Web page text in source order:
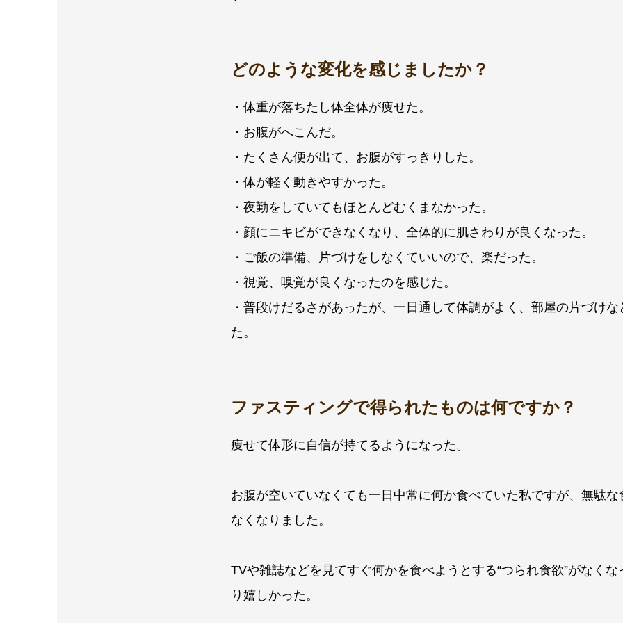
どのような変化を感じましたか？
・体重が落ちたし体全体が痩せた。
・お腹がへこんだ。
・たくさん便が出て、お腹がすっきりした。
・体が軽く動きやすかった。
・夜勤をしていてもほとんどむくまなかった。
・顔にニキビができなくなり、全体的に肌さわりが良くなった。
・ご飯の準備、片づけをしなくていいので、楽だった。
・視覚、嗅覚が良くなったのを感じた。
・普段けだるさがあったが、一日通して体調がよく、部屋の片づけな
た。
ファスティングで得られたものは何ですか？
痩せて体形に自信が持てるようになった。
お腹が空いていなくても一日中常に何か食べていた私ですが、無駄な
なくなりました。
TVや雑誌などを見てすぐ何かを食べようとする“つられ食欲”がなくな
り嬉しかった。